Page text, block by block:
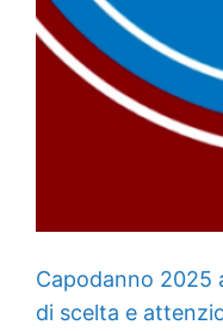
Capodanno 2025
di scelta e